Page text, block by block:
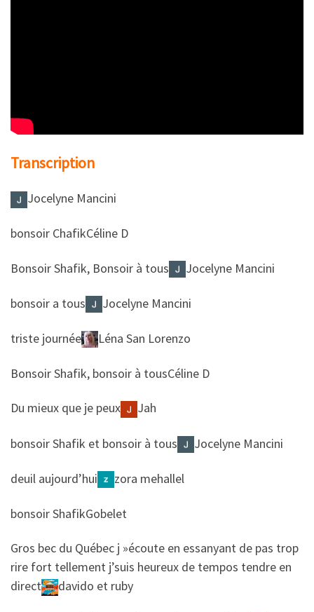
Transcription
Jocelyne Mancini
​​bonsoir ChafikCéline D
​​Bonsoir Shafik, Bonsoir à tous Jocelyne Mancini
​​bonsoir a tous Jocelyne Mancini
​​triste journée Léna San Lorenzo
​​Bonsoir Shafik, bonsoir à tousCéline D
​​Du mieux que je peux Jah
​​bonsoir Shafik et bonsoir à tous Jocelyne Mancini
​​deuil aujourd’hui zora mehallel
​​bonsoir ShafikGobelet
​​Gros bec du Québec j »écoute en essanyant de pas trop
rire fort tellement j’suis heureux de tempos tendre en
direct
davido et ruby